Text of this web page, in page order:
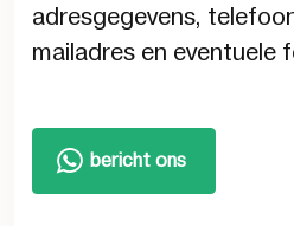
adresgegevens,
mailadres en eventuele
bericht ons